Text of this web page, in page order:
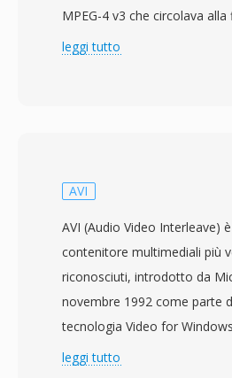
MPEG-4 v3 che circolava alla
&#039;90, ma il codec DivX
versioni successive hanno
guadagnato
primi anni 2000 per la sua
comprimere un film di
un file abbastanza piccolo da
singolo CD-ROM,
visiva accettabile. Questa
leggi tutto
AVI
AVI (Audio Video Interleave)
contenitore multimediali più
riconosciuti, introdotto da
novembre 1992 come parte
tecnologia Video for
struttura Resource
leggi tutto